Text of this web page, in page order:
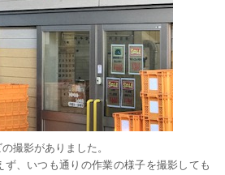
撮影がありました。
、いつも通りの作業の様子を撮影しても